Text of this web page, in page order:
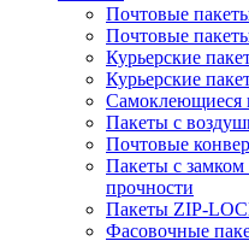
Почтовые
Почтовые
Курьерские
Курьерские
Самоклеющиеся
Пакеты с
Почтовые
Пакеты с
прочности
Пакеты ZIP-
Фасовочные